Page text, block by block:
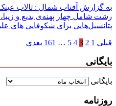
به گزارش آفتاب شمال : تالاب
رشت شامل چهار پهنه‌ی بدیع و
پتانسیل‌هایی برای شکوفایی های
قبلی 1
2
3
4
5
…
161 بعدی
بایگانی
بایگانی
روزنامه